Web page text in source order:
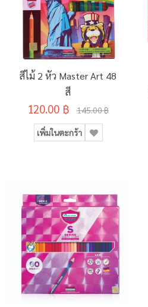
สีไม้ 2 หัว Master Art 48
สี
120.00 ฿ 145.00 ฿
เพิ่มในตะกร้า